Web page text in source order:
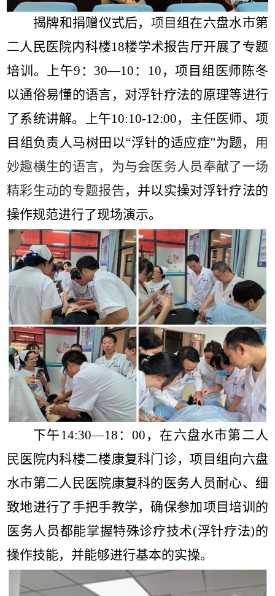
揭牌和捐赠仪式后， 项目 组在六盘水市第
二人民医院内科楼18楼学术报告厅开展了专题
培训。上午9 ： 30—10 ： 10 ，项目组医师陈冬
以通俗易懂的语言，对浮针疗法的原理等进行
了系统讲解。上午10:10-12:00，主任医师、项
目组负责人马树田以“浮针的适应症”为题， 用
妙趣横生的语言，为与会医务人员奉献了一场
精彩生动的专题报告，并以实操对浮针疗法的
操作规范进行了现场演示。
下午 14:30—18 ：00 ，在六盘水市第二人
民医院内科楼二楼康复科门诊，项目组向六盘
水市第二人民医院康复科的医务人员耐心、细
致地进行了手把手教学，确保参加项目培训的
医务人员都能掌握特殊诊疗技术(浮针疗法)的
操作技能，并能够进行基本的实操。